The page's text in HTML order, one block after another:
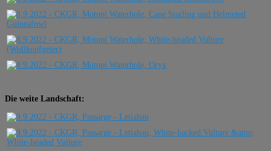
Die weite Landschaft: